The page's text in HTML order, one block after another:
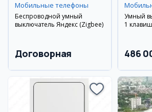
Мобильные телефоны
Беспроводной умный
выключатель Яндекс (Zigbee)
Договорная
Умный
1
486